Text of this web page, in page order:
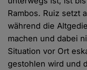
Rambos. Ruiz setzt
während die
machen und dabei
Situation vor Ort
gestohlen wird und